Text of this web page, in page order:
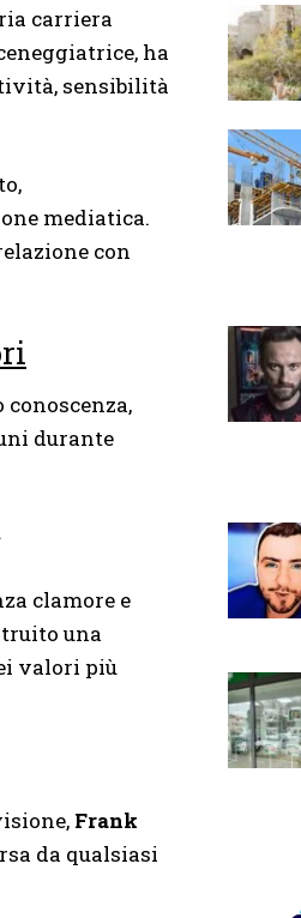
carriera
ha
sensibilità
mediatica.
con
durante
clamore e
una
valori più
Frank
da qualsiasi